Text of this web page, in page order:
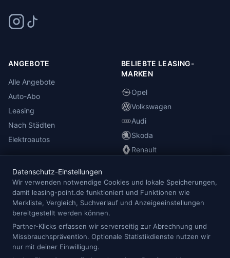
ANGEBOTE
Alle Angebote
Auto-Abo
Leasing
Nach Städten
Elektroautos
BELIEBTE LEASING-
MARKEN
Opel
Volkswagen
Audi
Skoda
Renault
INFORMATIONEN
Anbieterübersicht
Blog
Redaktion
Impressum
Datenschutz
Datenschutz-Einstellungen
Wir verwenden notwendige Cookies und lokale Speicherungen,
damit leasing-point.de funktioniert und Funktionen wie
Merkliste, Vergleich, Suchverlauf und Anzeigeeinstellungen
bereitgestellt werden können.
Partner-Klicks erfassen wir serverseitig zur Abrechnung und
Missbrauchsprävention. Optionale Statistikdienste nutzen wir
nur mit deiner Einwilligung.